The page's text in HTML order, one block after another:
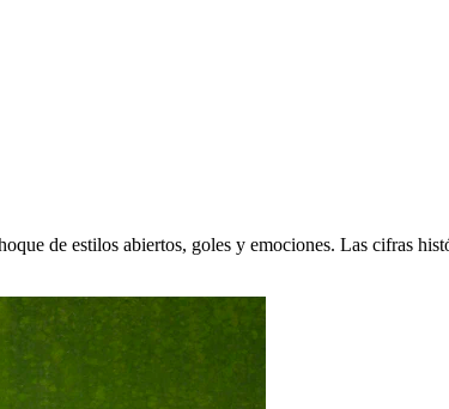
de estilos abiertos, goles y emociones. Las cifras